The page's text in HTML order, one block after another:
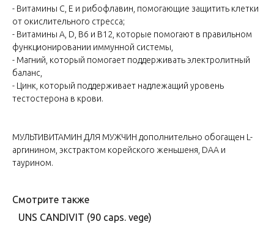
- Витамины С, Е и рибофлавин, помогающие защитить клетки
от окислительного стресса;
- Витамины A, D, B6 и B12, которые помогают в правильном
функционировании иммунной системы,
- Магний, который помогает поддерживать электролитный
баланс,
- Цинк, который поддерживает надлежащий уровень
тестостерона в крови.
МУЛЬТИВИТАМИН ДЛЯ МУЖЧИН дополнительно обогащен L-
аргинином, экстрактом корейского женьшеня, DAA и
таурином.
Смотрите также
UNS CANDIVIT (90 caps. vege)